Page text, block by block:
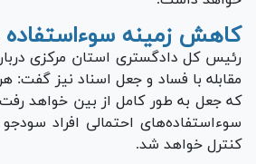
کاهش زمینه
رئیس کل دادگستری استان مرکزی
مقابله با فساد و جعل اسناد نیز گفت:
که جعل به طور کامل از بین خواهد
سوءاستفاده‌های احتمالی افراد
کنترل خواهد شد.